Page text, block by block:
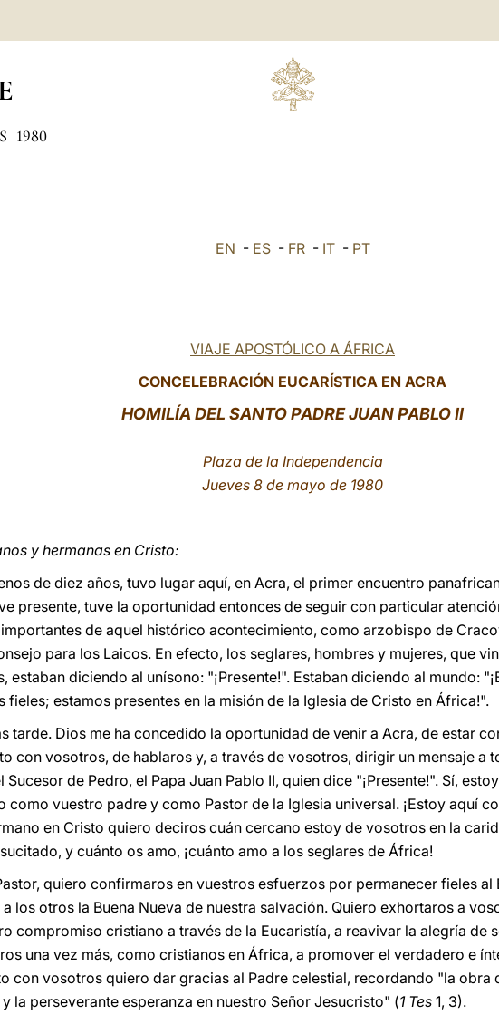
1980
EN - ES- FR- IT- PT
VIAJE APOSTÓLICO A ÁFRICA
CONCELEBRACIÓN EUCARÍSTICA EN ACRA
HOMILÍA DEL SANTO PADRE JUAN PABLO II
Plaza de la Independencia
Jueves 8 de mayo de 1980
y hermanas en Cristo:
de diez años, tuvo lugar aquí, en Acra, el primer encuentro
presente, tuve la oportunidad entonces de seguir con particular
de aquel histórico acontecimiento, como arzobispo de
para los Laicos. En efecto, los seglares, hombres y mujeres, que
estaban diciendo al unísono: "¡Presente!". Estaban diciendo al mundo:
fieles; estamos presentes en la misión de la Iglesia de Cristo en África!".
tarde. Dios me ha concedido la oportunidad de venir a Acra, de estar
con vosotros, de hablaros y, a través de vosotros, dirigir un mensaje a
Sucesor de Pedro, el Papa Juan Pablo II, quien dice "¡Presente!". Sí,
como vuestro padre y como Pastor de la Iglesia universal. ¡Estoy aquí
en Cristo quiero deciros cuán cercano estoy de vosotros en la
y cuánto os amo, ¡cuánto amo a los seglares de África!
quiero confirmaros en vuestros esfuerzos por permanecer fieles al
los otros la Buena Nueva de nuestra salvación. Quiero exhortaros a
compromiso cristiano a través de la Eucaristía, a reavivar la alegría de
una vez más, como cristianos en África, a promover el verdadero e
con vosotros quiero dar gracias al Padre celestial, recordando "la obra
la perseverante esperanza en nuestro Señor Jesucristo" (1 Tes 1, 3).